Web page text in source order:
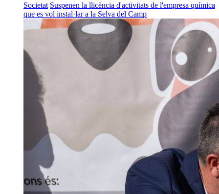
Societat Suspenen la llicència d'activitats de l'empresa química
que es vol instal·lar a la Selva del Camp